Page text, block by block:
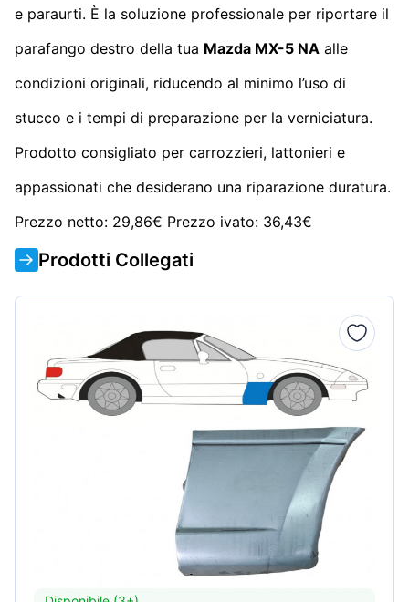
e paraurti. È la soluzione professionale per riportare il
parafango destro della tua Mazda MX-5 NA alle
condizioni originali, riducendo al minimo l’uso di
stucco e i tempi di preparazione per la verniciatura.
Prodotto consigliato per carrozzieri, lattonieri e
appassionati che desiderano una riparazione duratura.
Prezzo netto: 29,86€ Prezzo ivato: 36,43€
Prodotti Collegati